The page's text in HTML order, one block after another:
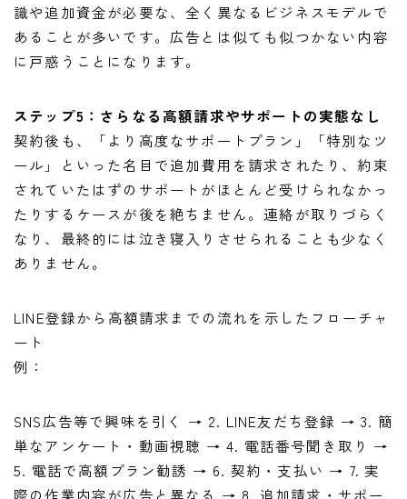
識や追加資金が必要な、全く異なるビジネスモデルで
あることが多いです。広告とは似ても似つかない内容
に戸惑うことになります。
ステップ5：さらなる高額請求やサポートの実態なし
契約後も、「より高度なサポートプラン」「特別なツ
ール」といった名目で追加費用を請求されたり、約束
されていたはずのサポートがほとんど受けられなかっ
たりするケースが後を絶ちません。連絡が取りづらく
なり、最終的には泣き寝入りさせられることも少なく
ありません。
LINE登録から高額請求までの流れを示したフローチャ
ート
例：
SNS広告等で興味を引く → 2. LINE友だち登録 → 3. 簡
単なアンケート・動画視聴 → 4. 電話番号聞き取り →
5. 電話で高額プラン勧誘 → 6. 契約・支払い → 7. 実
際の作業内容が広告と異なる → 8. 追加請求・サポー